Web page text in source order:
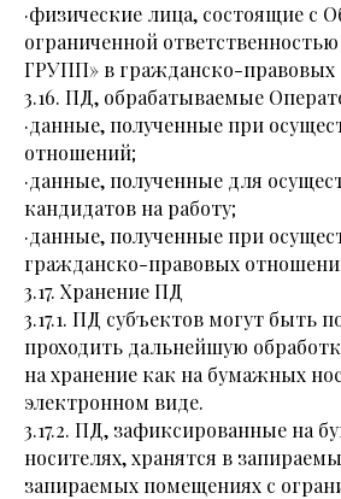
·физические лица, состоящие с
ограниченной
ГРУПП» в гражданско-правовых
3.16. ПД, обрабатываемые
·данные, полученные при
отношений;
·данные, полученные для
кандидатов на работу;
·данные, полученные при
гражданско-правовых
3.17. Хранение ПД
3.17.1. ПД субъектов могут быть
проходить дальнейшую
на хранение как на бумажных
электронном виде.
3.17.2. ПД, зафиксированные на
носителях, хранятся в
запираемых помещениях с